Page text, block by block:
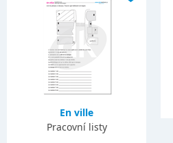
En ville
Pracovní listy